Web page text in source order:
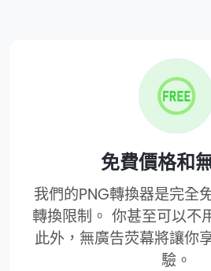
免費價格和
我們的PNG轉換器是完全
轉換限制。 你甚至可以不
此外，無廣告荧幕將讓你
驗。